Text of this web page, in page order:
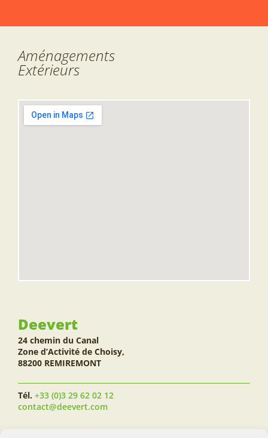
Aménagements
Extérieurs
Deevert
24 chemin du Canal
Zone d’Activité de Choisy,
88200 REMIREMONT
Tél. +33 (0)3 29 62 02 12
contact@deevert.com